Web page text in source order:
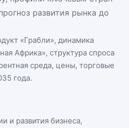
развития рынка до
«Грабли», динамика
Африка», структура спроса
среда, цены, торговые
года.
и развития бизнеса,